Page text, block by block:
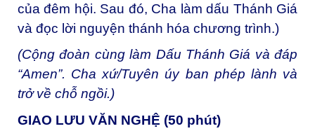
của đêm hội. Sau đó, Cha làm dấu Thánh Giá
và đọc lời nguyện thánh hóa chương trình.)
(Cộng đoàn cùng làm Dấu Thánh Giá và đáp
“Amen”. Cha xứ/Tuyên úy ban phép lành và
trở về chỗ ngồi.)
GIAO LƯU VĂN NGHỆ (50 phút)